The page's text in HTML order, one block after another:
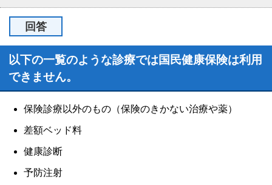
回答
以下の一覧のような診療では国民健康保険は利用
できません。
保険診療以外のもの（保険のきかない治療や薬）
差額ベッド料
健康診断
予防注射